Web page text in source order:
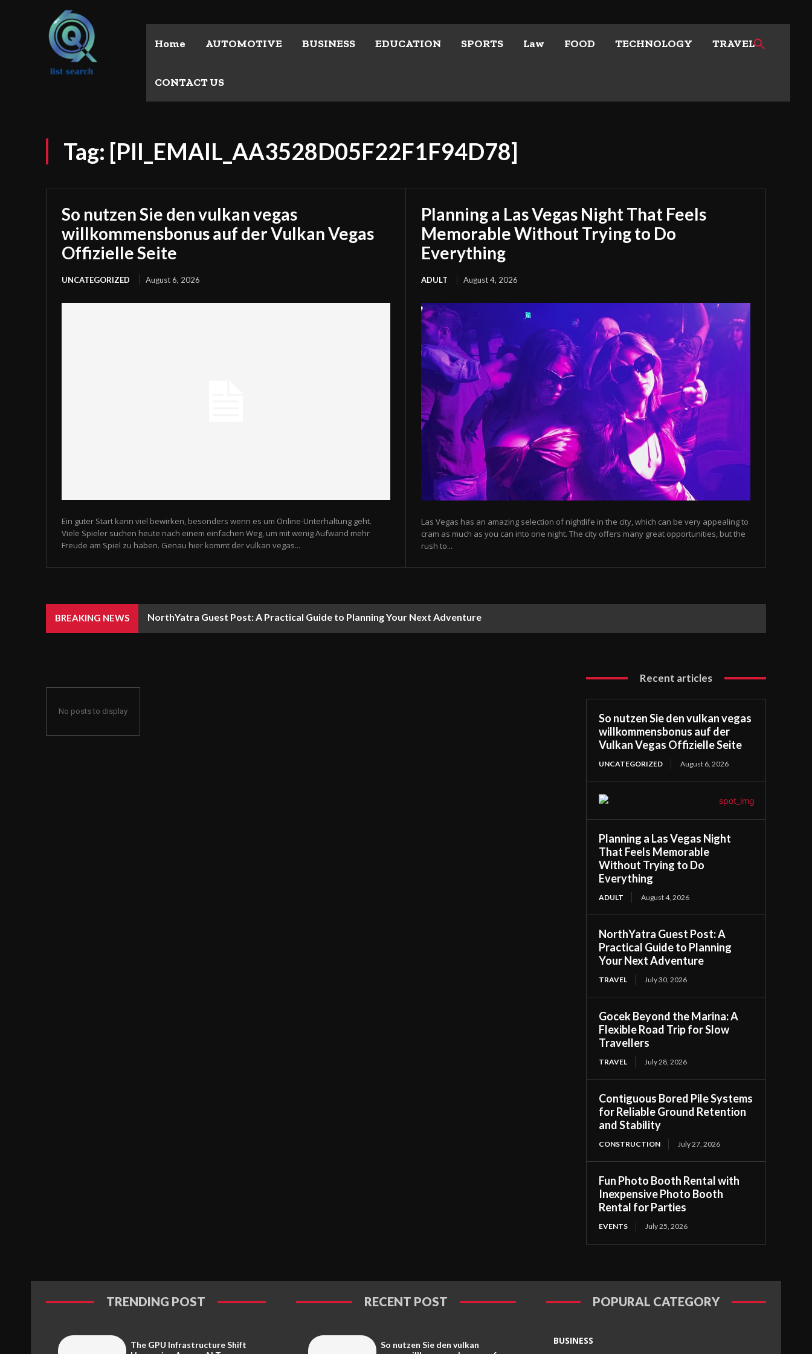
Home AUTOMOTIVE BUSINESS EDUCATION SPORTS Law FOOD TECHNOLOGY TRAVEL
CONTACT US
Tag: [PII_EMAIL_AA3528D05F22F1F94D78]
So nutzen Sie den vulkan vegas
willkommensbonus auf der Vulkan Vegas
Offizielle Seite
UNCATEGORIZED August 6, 2026
Ein guter Start kann viel bewirken, besonders wenn es um Online-Unterhaltung geht.
Viele Spieler suchen heute nach einem einfachen Weg, um mit wenig Aufwand mehr
Freude am Spiel zu haben. Genau hier kommt der vulkan vegas...
Planning a Las Vegas Night That Feels
Memorable Without Trying to Do
Everything
ADULT August 4, 2026
Las Vegas has an amazing selection of nightlife in the city, which can be very appealing to
cram as much as you can into one night. The city offers many great opportunities, but the
rush to...
BREAKING NEWS NorthYatra Guest Post: A Practical Guide to Planning Your Next Adventure
No posts to display
Recent articles
So nutzen Sie den vulkan vegas
willkommensbonus auf der
Vulkan Vegas Offizielle Seite
UNCATEGORIZED August 6, 2026
Planning a Las Vegas Night
That Feels Memorable
Without Trying to Do
Everything
ADULT August 4, 2026
NorthYatra Guest Post: A
Practical Guide to Planning
Your Next Adventure
TRAVEL July 30, 2026
Gocek Beyond the Marina: A
Flexible Road Trip for Slow
Travellers
TRAVEL July 28, 2026
Contiguous Bored Pile Systems
for Reliable Ground Retention
and Stability
CONSTRUCTION July 27, 2026
Fun Photo Booth Rental with
Inexpensive Photo Booth
Rental for Parties
EVENTS July 25, 2026
TRENDING POST
The GPU Infrastructure Shift
RECENT POST
So nutzen Sie den vulkan
POPURAL CATEGORY
BUSINESS